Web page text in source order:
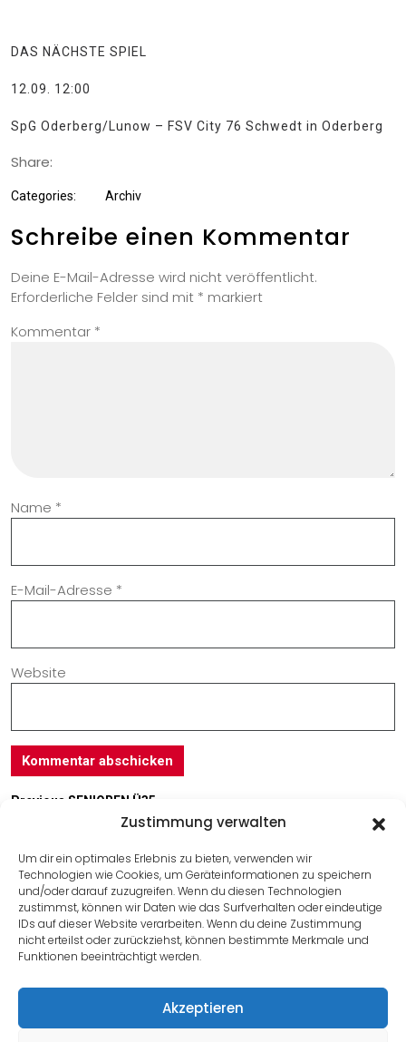
Zustimmung verwalten
Um dir ein optimales Erlebnis zu bieten, verwenden wir
Technologien wie Cookies, um Geräteinformationen zu speichern
und/oder darauf zuzugreifen. Wenn du diesen Technologien
zustimmst, können wir Daten wie das Surfverhalten oder eindeutige
IDs auf dieser Website verarbeiten. Wenn du deine Zustimmung
nicht erteilst oder zurückziehst, können bestimmte Merkmale und
Funktionen beeinträchtigt werden.
Akzeptieren
DAS NÄCHSTE SPIEL
12.09. 12:00
SpG Oderberg/Lunow – FSV City 76 Schwedt in Oderberg
Share:
Categories: Archiv
Schreibe einen Kommentar
Deine E-Mail-Adresse wird nicht veröffentlicht.
Erforderliche Felder sind mit * markiert
Kommentar *
Name *
E-Mail-Adresse *
Website
Previous SENIOREN Ü35
E-JUNIOREN
Useful Link
Impressum
Kontakt
Cookies